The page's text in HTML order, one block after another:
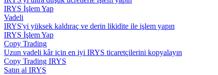
Vadeli İşlemler Başlangıç Kılavuzu
IRYS İşlem Yap
Vadeli
IRYS'yi yüksek kaldıraç ve derin likidite ile işlem yapın
IRYS İşlem Yap
Copy Trading
Uzun vadeli kâr için en iyi IRYS ticaretçilerini kopyalayın
Copy Trading IRYS
Satın al IRYS